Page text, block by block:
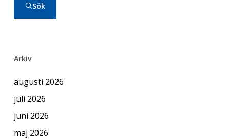
Sök
Arkiv
augusti 2026
juli 2026
juni 2026
maj 2026